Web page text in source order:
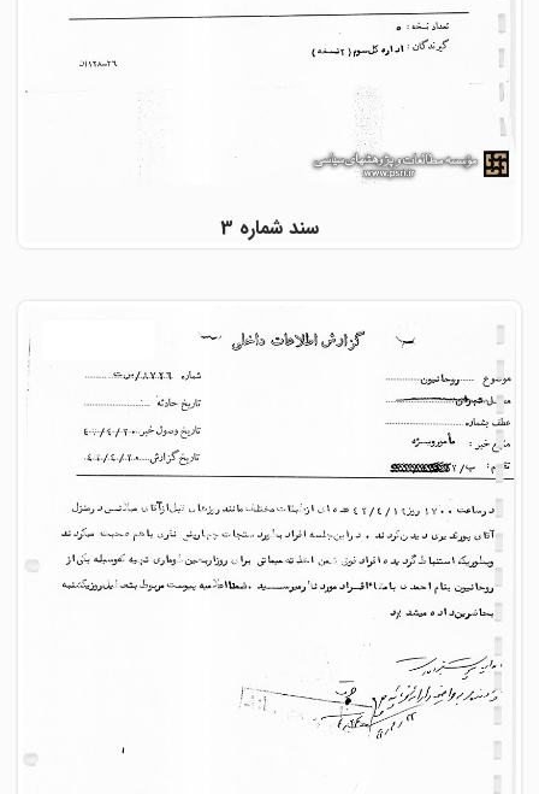
سند شماره 3